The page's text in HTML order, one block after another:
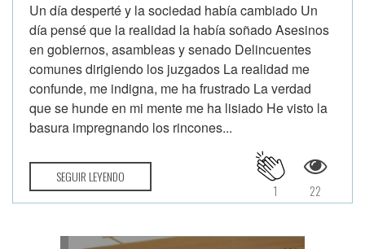
Un día desperté y la sociedad había cambiado Un
día pensé que la realidad la había soñado Asesinos
en gobiernos, asambleas y senado Delincuentes
comunes dirigiendo los juzgados La realidad me
confunde, me indigna, me ha frustrado La verdad
que se hunde en mi mente me ha lisiado He visto la
basura impregnando los rincones...
SEGUIR LEYENDO
22
1